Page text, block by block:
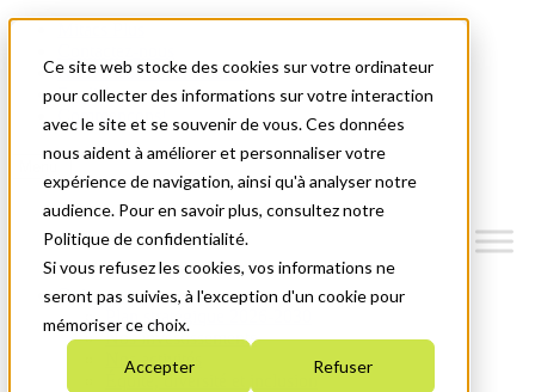
Ce site web stocke des cookies sur votre ordinateur
pour collecter des informations sur votre interaction
avec le site et se souvenir de vous. Ces données
nous aident à améliorer et personnaliser votre
expérience de navigation, ainsi qu'à analyser notre
audience. Pour en savoir plus, consultez notre
Politique de confidentialité.
Si vous refusez les cookies, vos informations ne
seront pas suivies, à l'exception d'un cookie pour
mémoriser ce choix.
Accepter Refuser
Nouvelles et événements
English
Commençons!
Qui nous sommes
Plan stratégique 2026-2030
Nos investissements
Nos activités
Équité, diversité et inclusion